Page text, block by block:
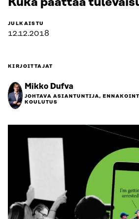
JULKAISTU
12.12.2018
KIRJOITTAJAT
Mikko Dufva
JOHTAVA ASIANTUNTIJA,
KOULUTUS